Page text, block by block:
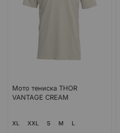
Мото тениска THOR
VANTAGE CREAM
XL XXL S M L